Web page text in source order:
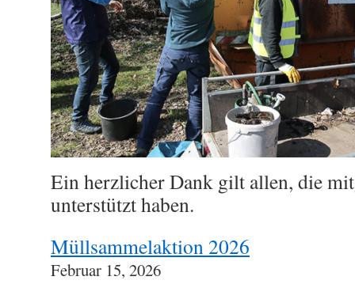
Ein herzlicher Dank gilt allen, die
unterstützt haben.
Müllsammelaktion 2026
Februar 15, 2026